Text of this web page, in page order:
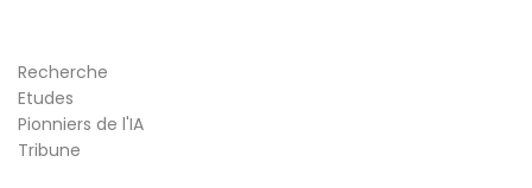
Recherche
Etudes
Pionniers de l'IA
Tribune